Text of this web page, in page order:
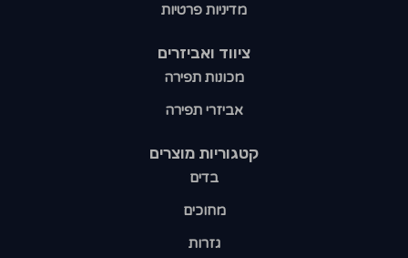
קטגוריות מוצרים​
בדים
מחוכים
גזרות
ציווד ואביזרים
מכונות תפירה
אביזרי תפירה
מדיניות פרטיות